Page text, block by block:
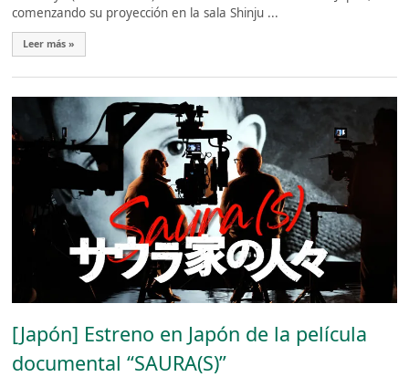
comenzando su proyección en la sala Shinju ...
Leer más »
[Japón] Estreno en Japón de la película
documental “SAURA(S)”